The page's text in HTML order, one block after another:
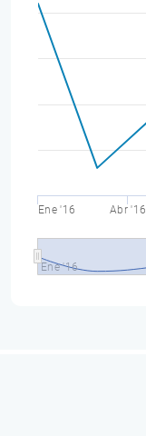
Ene '16 Abr '16
Ene '16